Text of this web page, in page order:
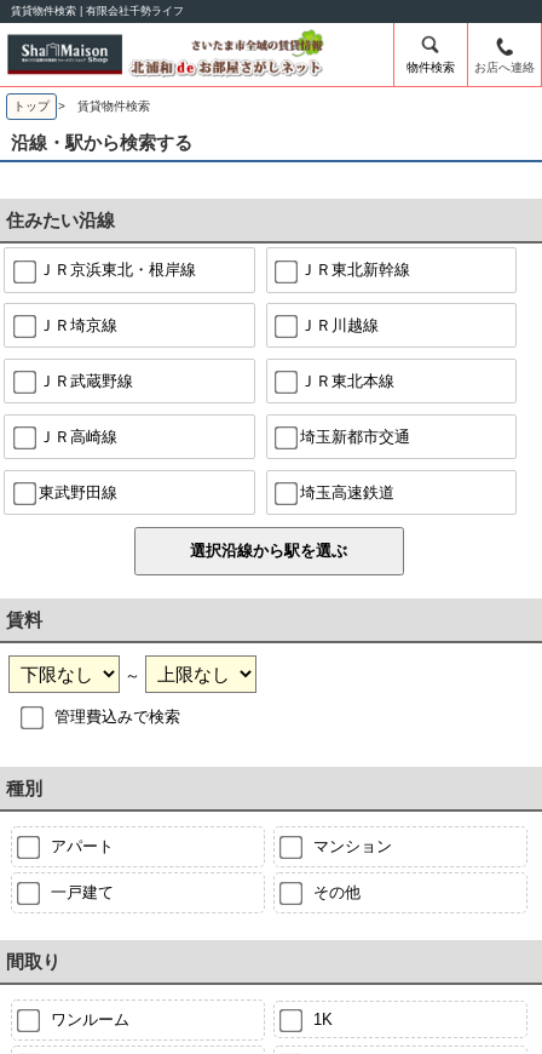
賃貸物件検索 | 有限会社千勢ライフ
物件検索 お店へ連絡
トップ > 賃貸物件検索
沿線・駅から検索する
住みたい沿線
ＪＲ京浜東北・根岸線 ＪＲ東北新幹線
ＪＲ埼京線 ＪＲ川越線
ＪＲ武蔵野線 ＪＲ東北本線
ＪＲ高崎線 埼玉新都市交通
東武野田線 埼玉高速鉄道
賃料
～
管理費込みで検索
種別
アパート マンション
一戸建て その他
間取り
ワンルーム 1K